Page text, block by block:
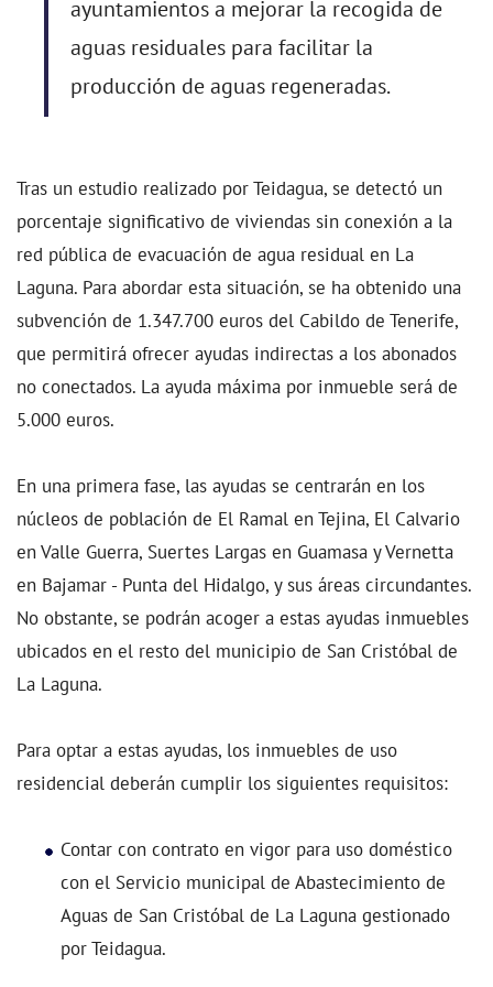
ayuntamientos a mejorar la recogida de
aguas residuales para facilitar la
producción de aguas regeneradas.
Tras un estudio realizado por Teidagua, se detectó un
porcentaje significativo de viviendas sin conexión a la
red pública de evacuación de agua residual en La
Laguna. Para abordar esta situación, se ha obtenido una
subvención de 1.347.700 euros del Cabildo de Tenerife,
que permitirá ofrecer ayudas indirectas a los abonados
no conectados. La ayuda máxima por inmueble será de
5.000 euros.
En una primera fase, las ayudas se centrarán en los
núcleos de población de El Ramal en Tejina, El Calvario
en Valle Guerra, Suertes Largas en Guamasa y Vernetta
en Bajamar - Punta del Hidalgo, y sus áreas circundantes.
No obstante, se podrán acoger a estas ayudas inmuebles
ubicados en el resto del municipio de San Cristóbal de
La Laguna.
Para optar a estas ayudas, los inmuebles de uso
residencial deberán cumplir los siguientes requisitos:
Contar con contrato en vigor para uso doméstico
con el Servicio municipal de Abastecimiento de
Aguas de San Cristóbal de La Laguna gestionado
por Teidagua.